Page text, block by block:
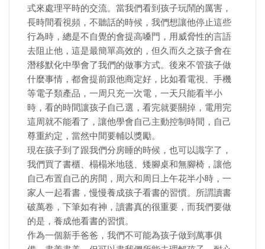
式來處理平時的交流。當我們看到孩子玩鬧的厲害，
長時間看視頻，不聽話的時候，我們想讓他停止這些
行為時，總是不自覺的會提高嗓門，用威脅性的言語
去阻止他，這是最簡單高效的，但久而久之孩子會在
潛移默化中學會了我們的做事方式。後來不管孩子做
什麼事情，都會提前跟他商定好，比如看電視、手機
等電子類產品，一周只充一次電，一天只能看半小
時，看的時間讓孩子自己選，看完就要關掉，電用完
這周就不能看了，讓他學會自己主動控制時間，自己
尊重約定，當然中間要輔以獎勵。
現在孩子到了跟我們分房睡的時候，也可以識字了，
我們買了書櫃、榻榻米地毯、矮腳桌和無腳椅，讓他
自己布置自己的房間，周六和周日上午花半小時，一
家人一起看書，慢慢養成孩子看書的習慣。所謂讀書
破萬卷，下筆如有神，讀書真的很重要，而我們要做
的是，養成他看書的習慣。
作為一個新手爸爸，我們不可能為孩子做到萬事俱